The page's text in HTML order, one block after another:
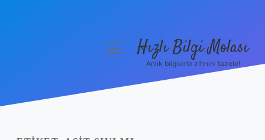
menüyüHızlı Bilgi Molası
Anlık bilgilerle zihnini tazele!